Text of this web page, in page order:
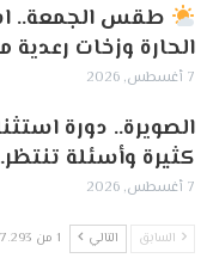
طقس الجمعة..
الحارة وزخات رعدية
7 أغسطس, 2026
الصويرة.. دورة
كثيرة وأسئلة
7 أغسطس, 2026
السابق التالي 1 من 7٬293